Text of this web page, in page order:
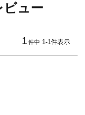
ュー
1 件中 1-1件表示